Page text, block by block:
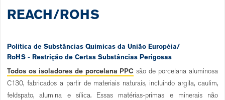
REACH/ROHS
Política de Substâncias Químicas da União Européia/
RoHS - Restrição de Certas Substâncias Perigosas
Todos os isoladores de porcelana PPC são de porcelana aluminosa
C130, fabricados a partir de materiais naturais, incluindo argila, caulim,
feldspato, alumina e sílica. Essas matérias-primas e minerais não